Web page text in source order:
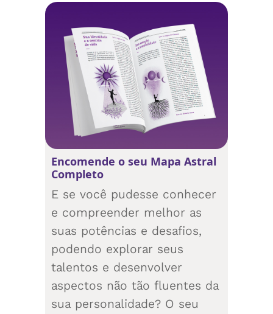
Encomende o seu Mapa Astral
Completo
E se você pudesse conhecer
e compreender melhor as
suas potências e desafios,
podendo explorar seus
talentos e desenvolver
aspectos não tão fluentes da
sua personalidade? O seu